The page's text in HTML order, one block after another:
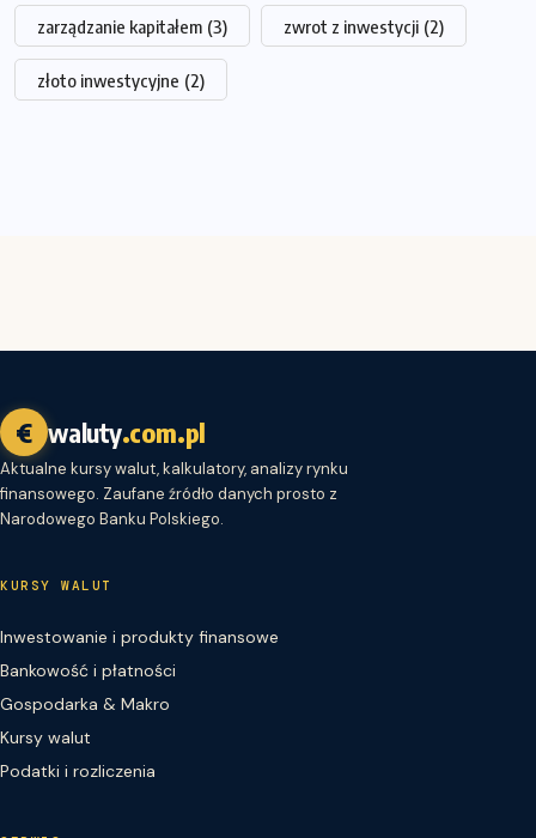
zarządzanie kapitałem (3) zwrot z inwestycji (2)
złoto inwestycyjne (2)
€ waluty.com.pl
Aktualne kursy walut, kalkulatory, analizy rynku
finansowego. Zaufane źródło danych prosto z
Narodowego Banku Polskiego.
KURSY WALUT
Inwestowanie i produkty finansowe
Bankowość i płatności
Gospodarka & Makro
Kursy walut
Podatki i rozliczenia